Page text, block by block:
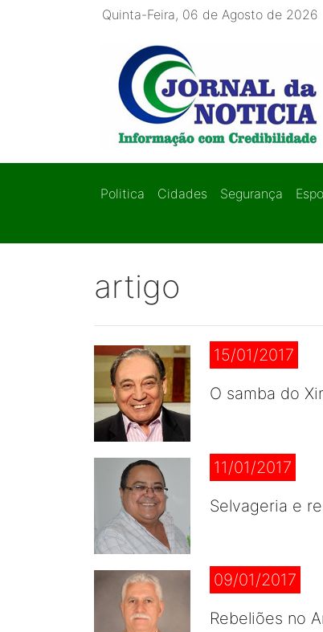
Quinta-Feira, 06 de Agosto de 2026
Politica Cidades Segurança
artigo
15/01/2017
O samba do
11/01/2017
Selvageria e
09/01/2017
Rebeliões no